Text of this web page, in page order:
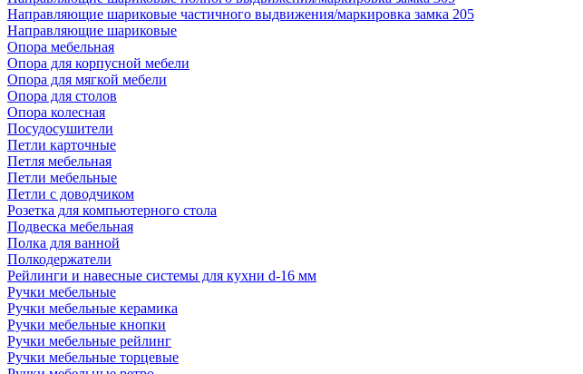
Направляющие шариковые частичного выдвижения/маркировка замка 205
Направляющие шариковые
Опора мебельная
Опора для корпусной мебели
Опора для мягкой мебели
Опора для столов
Опора колесная
Посудосушители
Петли карточные
Петля мебельная
Петли мебельные
Петли с доводчиком
Розетка для компьютерного стола
Подвеска мебельная
Полка для ванной
Полкодержатели
Рейлинги и навесные системы для кухни d-16 мм
Ручки мебельные
Ручки мебельные керамика
Ручки мебельные кнопки
Ручки мебельные рейлинг
Ручки мебельные торцевые